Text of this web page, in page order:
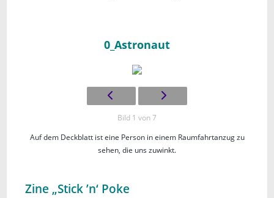
0_Astronaut
Bild 1 von 7
Auf dem Deckblatt ist eine Person in einem Raumfahrtanzug zu
sehen, die uns zuwinkt.
Zine „Stick ’n‘ Poke